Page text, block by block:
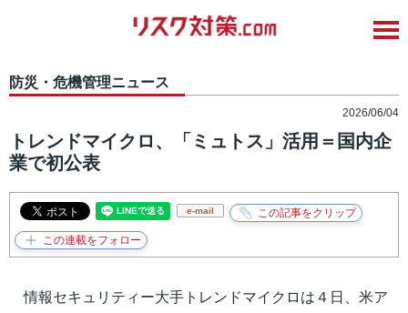
防災・危機管理ニュース
2026/06/04
トレンドマイクロ、「ミュトス」活用＝国内企
業で初公表
e-mail
情報セキュリティー大手トレンドマイクロは４日、米ア